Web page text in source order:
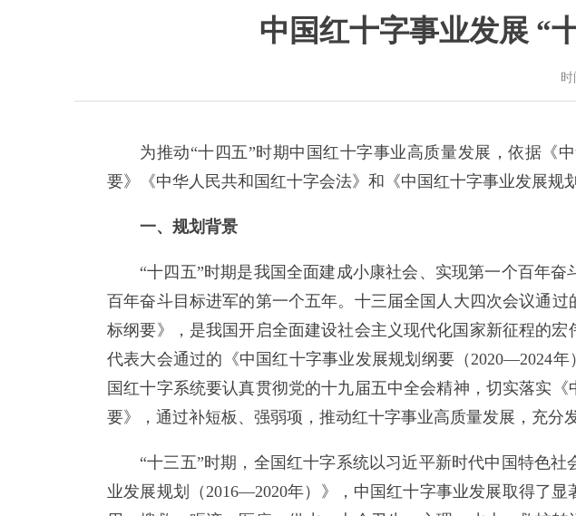
中国红十字事业发展 “
时
为推动“十四五”时期中国红十字事业高质量发展，依据《
要》《中华人民共和国红十字会法》和《中国红十字事业发展规
一、规划背景
“十四五”时期是我国全面建成小康社会、实现第一个百年
百年奋斗目标进军的第一个五年。十三届全国人大四次会议通
标纲要》，是我国开启全面建设社会主义现代化国家新征程的
代表大会通过的《中国红十字事业发展规划纲要（2020—2024
国红十字系统要认真贯彻党的十九届五中全会精神，切实落实
要》，通过补短板、强弱项，推动红十字事业高质量发展，充分
“十三五”时期，全国红十字系统以习近平新时代中国特色
业发展规划（2016—2020年）》，中国红十字事业发展取得了